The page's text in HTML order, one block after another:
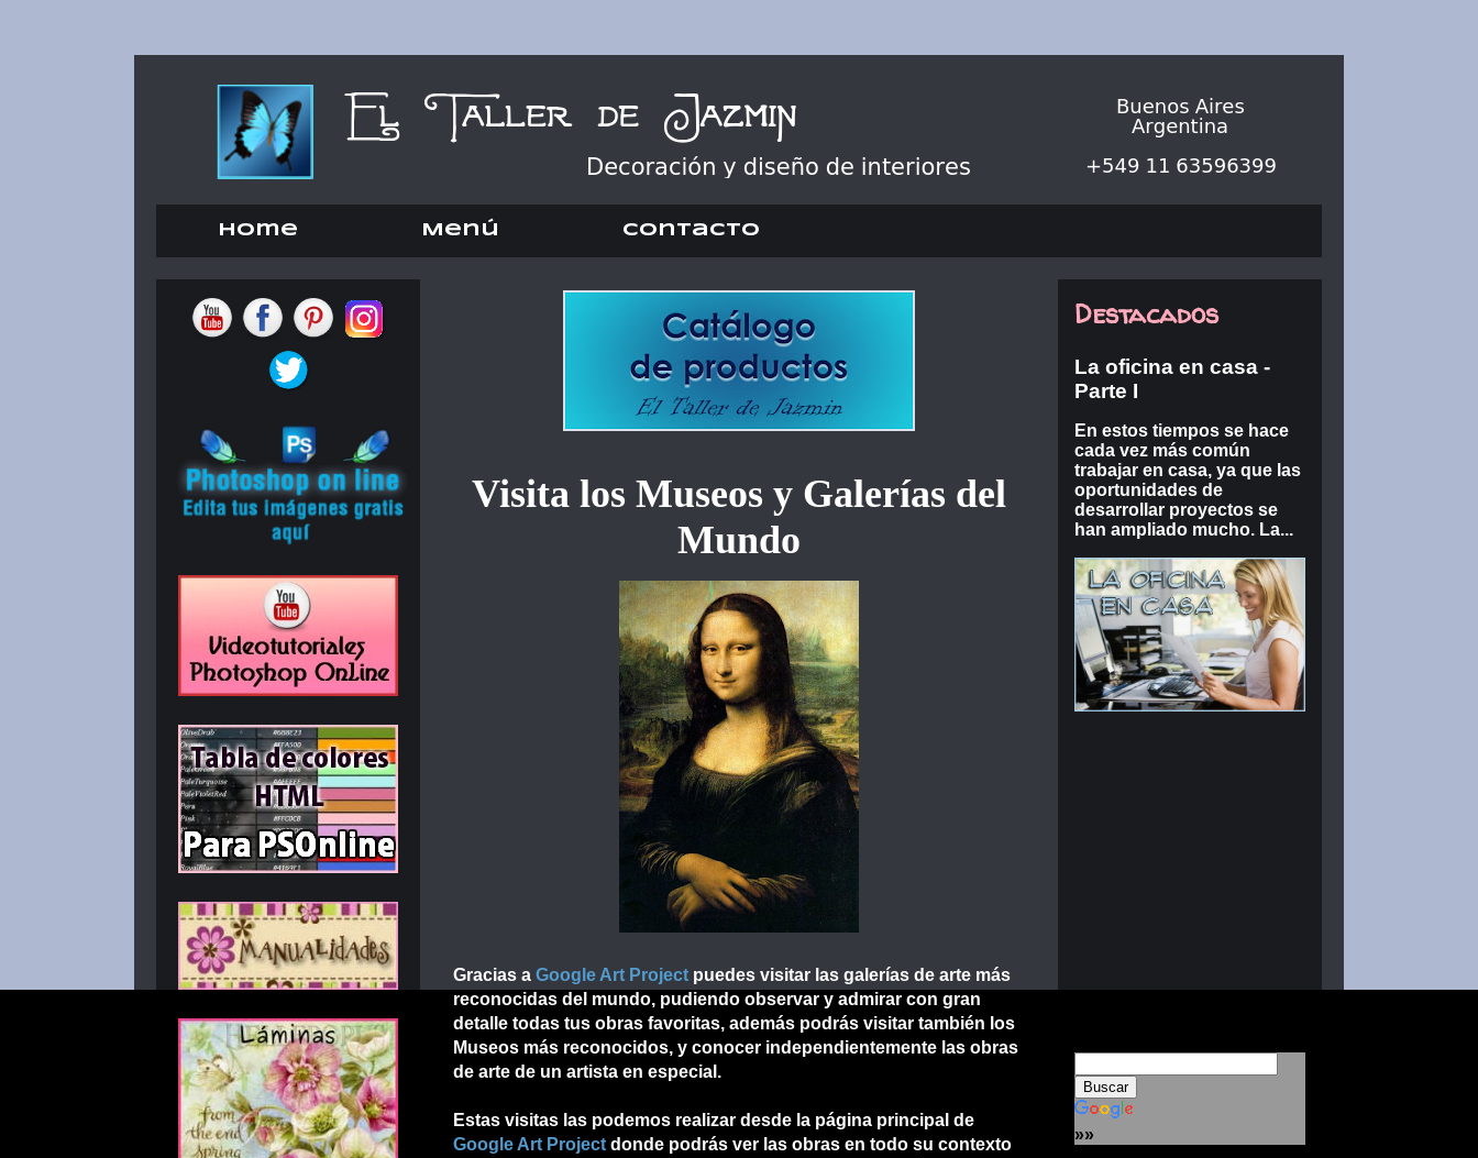
Home Menú Contacto
Visita los Museos y Galerías del
Mundo
Gracias a Google Art Project puedes visitar las galerías de arte más
reconocidas del mundo, pudiendo observar y admirar con gran
detalle todas tus obras favoritas, además podrás visitar también los
Museos más reconocidos, y conocer independientemente las obras
de arte de un artista en especial.
Estas visitas las podemos realizar desde la página principal de
Google Art Project donde podrás ver las obras en todo su contexto
Destacados
La oficina en casa -
Parte I
En estos tiempos se hace
cada vez más común
trabajar en casa, ya que las
oportunidades de
desarrollar proyectos se
han ampliado mucho. La...
»»